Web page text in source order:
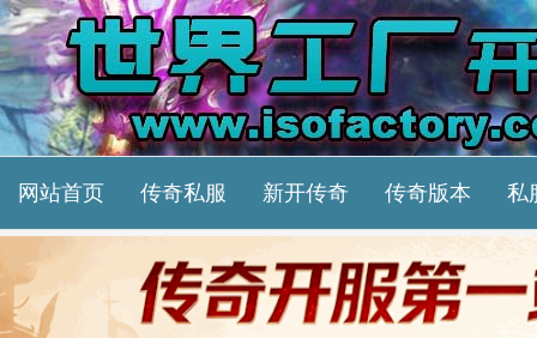
网站首页 传奇私服 新开传奇 传奇版本 私